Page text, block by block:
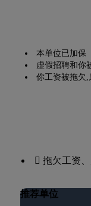
本单位已加保
虚假招聘和你
你工资被拖欠
 拖欠工资
推荐单位